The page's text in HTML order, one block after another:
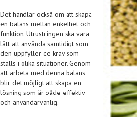
Det handlar också om att skapa
en balans mellan enkelhet och
funktion. Utrustningen ska vara
lätt att använda samtidigt som
den uppfyller de krav som
ställs i olika situationer. Genom
att arbeta med denna balans
blir det möjligt att skapa en
lösning som är både effektiv
och användarvänlig.